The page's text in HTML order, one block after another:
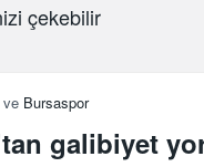
çekebilir
ve Bursaspor
galibiyet